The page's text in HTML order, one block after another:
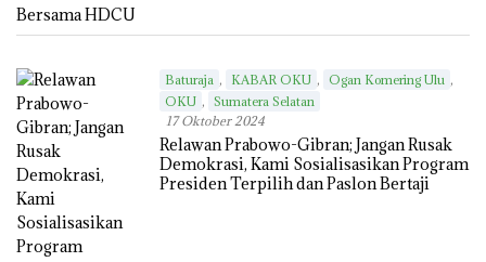
Baturaja , KABAR OKU , Ogan Komering Ulu ,
OKU ,
Sumatera Selatan
17 Oktober 2024
Relawan Prabowo-Gibran; Jangan Rusak
Demokrasi, Kami Sosialisasikan Program
Presiden Terpilih dan Paslon Bertaji